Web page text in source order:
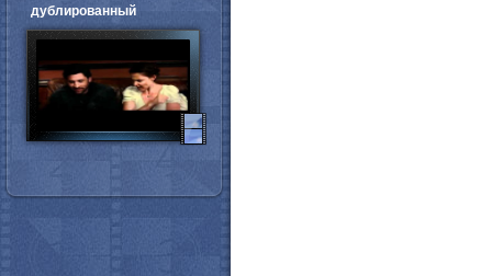
дублированный